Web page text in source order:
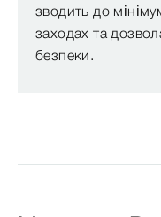
зводить до
заходах та
безпеки.